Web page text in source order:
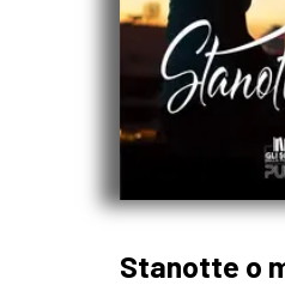
Stanotte o